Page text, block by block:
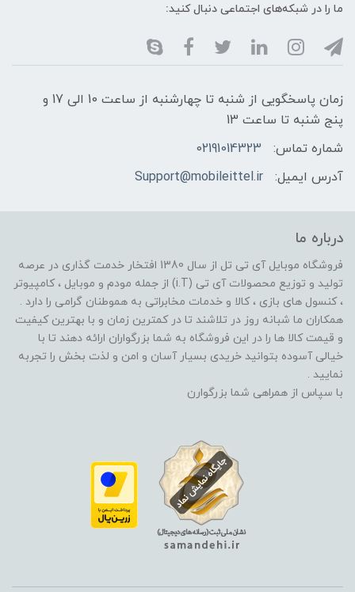
ما را در شبکه‌های اجتماعی دنبال کنید:
زمان پاسخگویی از شنبه تا چهارشنبه از ساعت 10 الی 17 و
پنج شنبه تا ساعت 13
شماره تماس:
02191014323
آدرس ایمیل:
Support@mobileittel.ir
درباره ما
فروشگاه موبایل آی تی تل از سال 1380 افتخار خدمت گذاری در عرصه
تولید و توزیع محصولات آی تی (i.T) از جمله مودم و موبایل ، کامپیوتر
، کنسول های بازی ، کالا و خدمات مخابراتی به هموطنان گرامی را دارد .
همکاران ما شبانه روز در تلاشند تا در کمترین زمان و با بهترین کیفیت
و قیمت کالا ها را در این فروشگاه به شما بزرگواران ارائه دهند تا با
خیالی آسوده بتوانید خریدی بسیار آسان و امن و لذت بخش را تجربه
نمایید .
با سپاس از همراهی شما بزرگوارن